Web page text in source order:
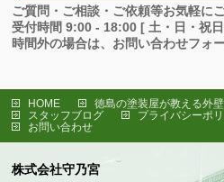
ご質問・ご相談・ご依頼等お気軽に
受付時間 9:00 - 18:00 [ 土・日・祝
時間外の場合は、お問い合わせフォ
HOME
徳島の塗装屋が教える外
スタッフブログ
プライバシーポ
お問い合わせ
株式会社守乃宮